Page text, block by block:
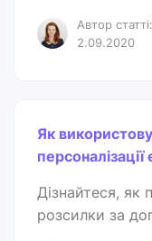
Автор
2.09.2020
Як
персоналізації
Дізнайтеся, як
розсилки за